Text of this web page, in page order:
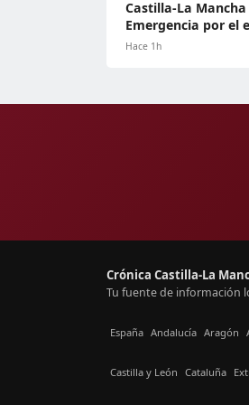
Castilla-La
Emergencia por el
Hace 1h
Crónica Castilla-La
Tu fuente de información
España Andalucía Aragón
Castilla y León Cataluña